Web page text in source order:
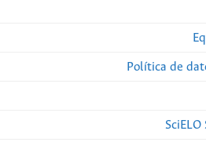
Política de